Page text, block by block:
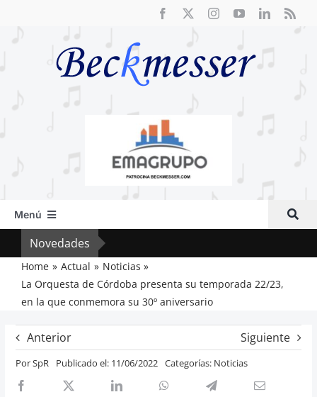
Menú
Inicio
Actual
Artículos
Previos de ópera
Entrevistas
Recomendación
Novedades
Home Actual
Noticias
La Orquesta de Córdoba presenta su temporada 22/23,
en la que conmemora su 30º aniversario
Anterior Siguiente
PorSpR Publicado el: 11/06/2022 Categorías: Noticias